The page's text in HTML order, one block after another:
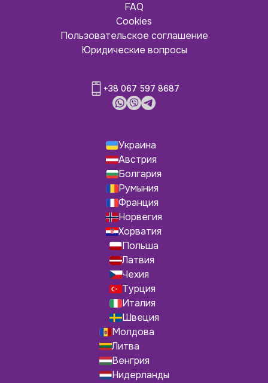
FAQ
Cookies
Пользовательское соглашение
Юридические вопросы
+38 067 597 8687
Украина
Австрия
Болгария
Румыния
Франция
Норвегия
Хорватия
Польша
Латвия
Чехия
Турция
Италия
Швеция
Молдова
Литва
Венгрия
Нидерланды